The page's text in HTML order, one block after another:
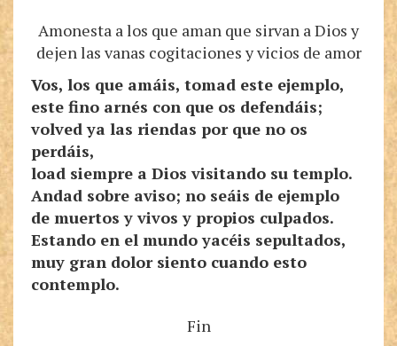
Amonesta a los que aman que sirvan a Dios y
dejen las vanas cogitaciones y vicios de amor
Vos, los que amáis, tomad este ejemplo,
este fino arnés con que os defendáis;
volved ya las riendas por que no os
perdáis,
load siempre a Dios visitando su templo.
Andad sobre aviso; no seáis de ejemplo
de muertos y vivos y propios culpados.
Estando en el mundo yacéis sepultados,
muy gran dolor siento cuando esto
contemplo.
Fin